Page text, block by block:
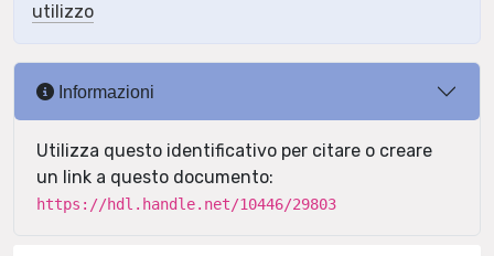
utilizzo
Informazioni
Utilizza questo identificativo per citare o creare
un link a questo documento:
https://hdl.handle.net/10446/29803